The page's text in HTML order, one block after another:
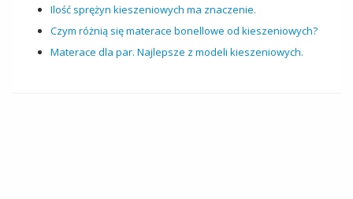
Ilość sprężyn kieszeniowych ma znaczenie.
Czym różnią się materace bonellowe od kieszeniowych?
Materace dla par. Najlepsze z modeli kieszeniowych.